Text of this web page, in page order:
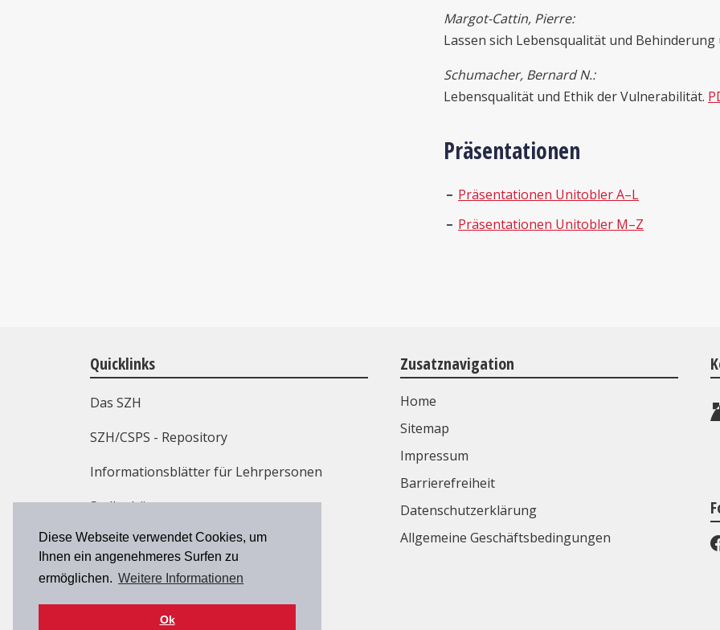
Diese Webseite verwendet Cookies, um
Ihnen ein angenehmeres Surfen zu
ermöglichen. Weitere Informationen
Ok
Margot-Cattin, Pierre:
Lassen sich Lebensqualität und
Schumacher, Bernard N.:
Lebensqualität und Ethik der Vulnerabilität.
Präsentationen
Präsentationen Unitobler A–L
Präsentationen Unitobler M–Z
Quicklinks
Das SZH
SZH/CSPS - Repository
Informationsblätter für Lehrpersonen
Stellenbörse
Weiterbildung
Kontakt
Zusatznavigation
Home
Sitemap
Impressum
Barrierefreiheit
Datenschutzerklärung
Allgemeine Geschäftsbedingungen